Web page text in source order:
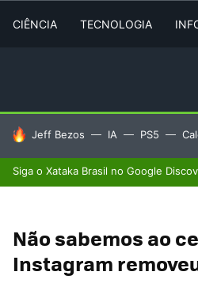
CIÊNCIA TECNOLOGIA
TENDÊNCIAS DO DIA
Jeff Bezos IA PS5
Siga o Xataka Brasil no Google
Não sabemos ao
Instagram